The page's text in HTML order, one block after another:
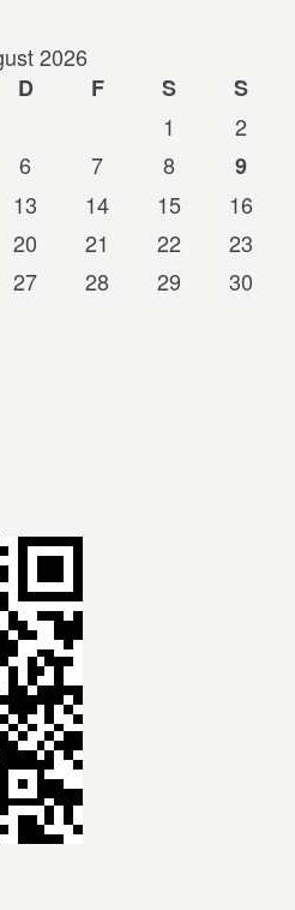
2026
D F S
S
1
2
6 7 8
9
13 14 15
16
20 21 22
23
27 28 29
30